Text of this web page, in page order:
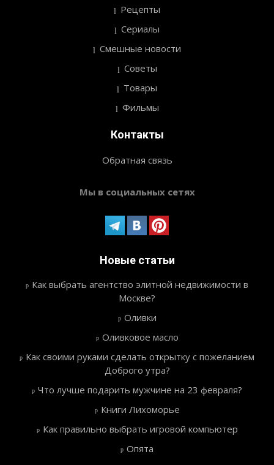
Рецепты
Сериалы
Смешные новости
Советы
Товары
Фильмы
Контакты
Обратная связь
Мы в социальных сетях
Новые статьи
Как выбрать агентство элитной недвижимости в
Москве?
Оливки
Оливковое масло
Как своими руками сделать открытку с пожеланием
Доброго утра?
Что лучше подарить мужчине на 23 февраля?
Книги Лихоморье
Как правильно выбрать игровой компьютер
Опята